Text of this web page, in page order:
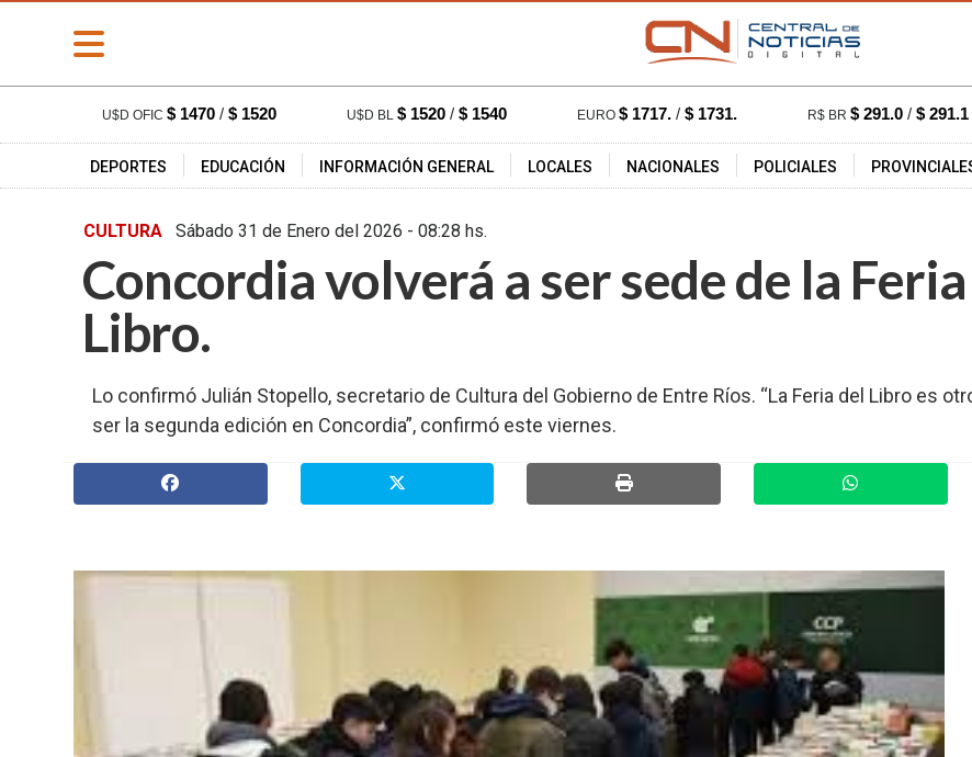
» PORTADA
» Deportes
» Locales
» Policiales
Internacionales
U$D OFIC $ 1470 / $ 1520 U$D BL $ 1520 / $ 1540 EURO $ 1717. / $ 1731. R$ BR $ 291.0 / $ 291.1
DEPORTES EDUCACIÓN INFORMACIÓN GENERAL LOCALES NACIONALES POLICIALES
CULTURA Sábado 31 de Enero del 2026 - 08:28 hs.
Concordia volverá a ser sede de la
Libro.
Lo confirmó Julián Stopello, secretario de Cultura del Gobierno de Entre Ríos. “La Feria del Libro es
ser la segunda edición en Concordia”, confirmó este viernes.